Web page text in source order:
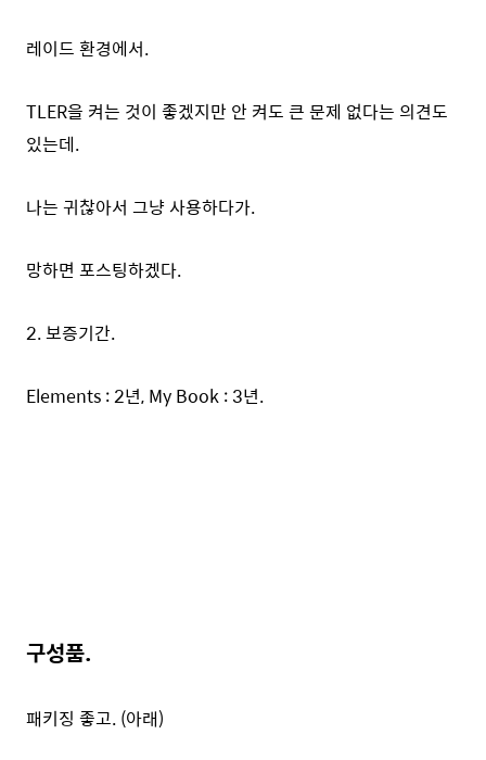
레이드 환경에서.
TLER을 켜는 것이 좋겠지만 안 켜도 큰 문제 없다는 의견도
있는데.
나는 귀찮아서 그냥 사용하다가.
망하면 포스팅하겠다.
2. 보증기간.
Elements : 2년, My Book : 3년.
구성품.
패키징 좋고. (아래)